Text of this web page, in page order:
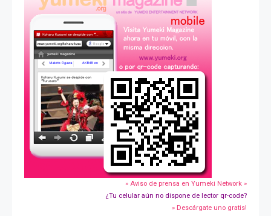
» Aviso de prensa en Yumeki Network »
¿Tu celular aún no dispone de lector qr-code?
» Descárgate uno gratis!